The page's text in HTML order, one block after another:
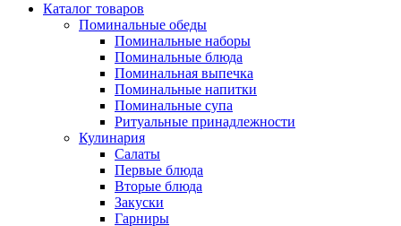
Каталог товаров
Поминальные обеды
Поминальные наборы
Поминальные блюда
Поминальная выпечка
Поминальные напитки
Поминальные супа
Ритуальные принадлежности
Кулинария
Салаты
Первые блюда
Вторые блюда
Закуски
Гарниры